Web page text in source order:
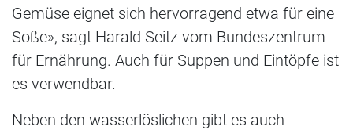
Gemüse eignet sich hervorragend etwa für eine
Soße», sagt Harald Seitz vom Bundeszentrum
für Ernährung. Auch für Suppen und Eintöpfe ist
es verwendbar.
Neben den wasserlöslichen gibt es auch